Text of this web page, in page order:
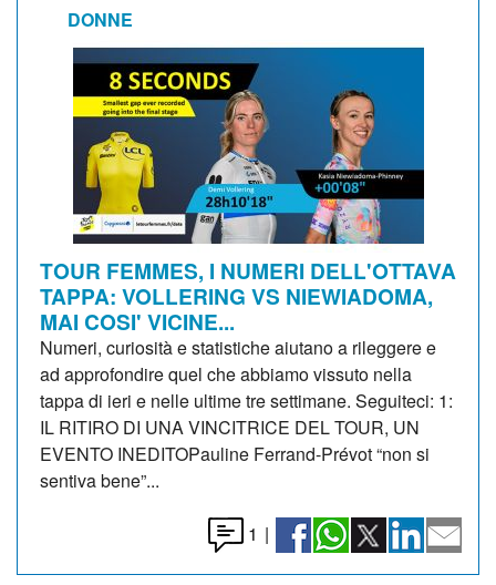
DONNE
TOUR FEMMES, I NUMERI DELL'OTTAVA
TAPPA: VOLLERING VS NIEWIADOMA,
MAI COSI' VICINE...
Numeri, curiosità e statistiche aiutano a rileggere e
ad approfondire quel che abbiamo vissuto nella
tappa di ieri e nelle ultime tre settimane. Seguiteci: 1:
IL RITIRO DI UNA VINCITRICE DEL TOUR, UN
EVENTO INEDITOPauline Ferrand-Prévot “non si
sentiva bene”...
1 |